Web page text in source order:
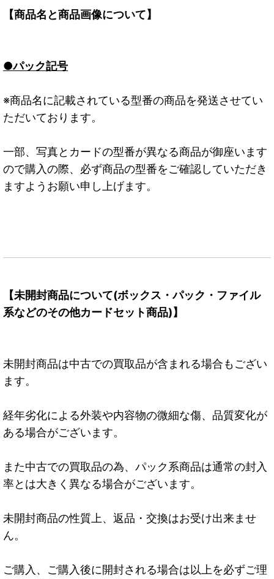
【商品名と商品画像について】
●パック記号
※商品名に記載されている型番の商品を発送させてい
ただいております。
一部、写真とカードの型番が異なる商品が御座います
ので購入の際、必ず商品の型番をご確認していただき
ますようお願い申し上げます。
【未開封商品について(ボックス・パック・ファイル
系などのその他カードセット商品)】
未開封商品は中古での買取品が含まれる場合もござい
ます。
経年劣化による外装や内容物の微細な傷、品質変化が
ある場合がございます。
また中古での買取品の為、パック系商品は通常の封入
率とは大きく異なる場合がございます。
未開封商品の性質上、返品・交換はお受け出来ませ
ん。
ご購入、ご購入後に開封される場合は以上を必ずご理